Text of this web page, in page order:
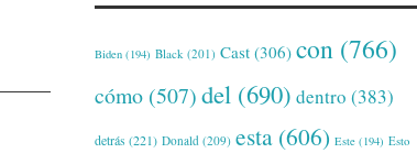
Biden (194) Black (201) Cast (306) con (766)
cómo (507)del (690) dentro (383)
detrás (221) Donald (209) esta (606) Este (194) Esto